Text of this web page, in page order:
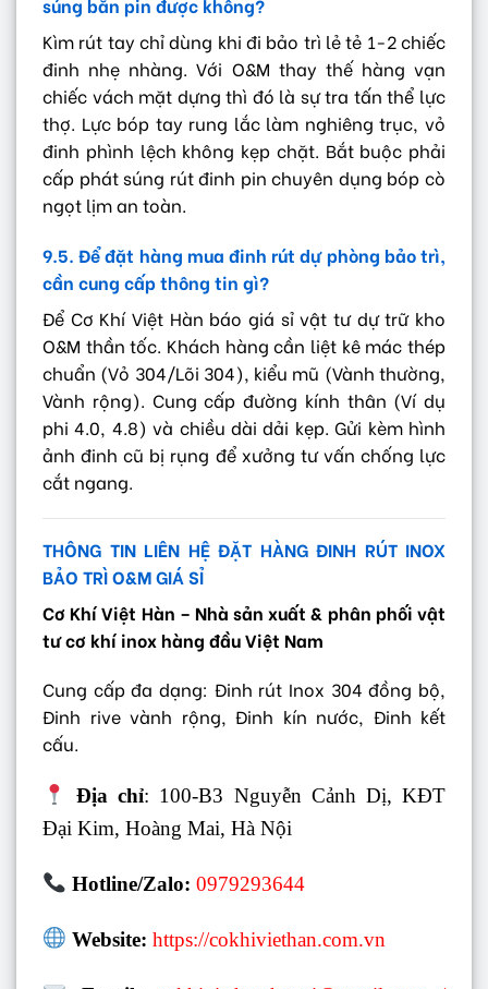
Kìm rút tay chỉ dùng khi đi bảo trì lẻ tẻ 1-2 chiếc
đinh nhẹ nhàng. Với O&M thay thế hàng vạn
chiếc vách mặt dựng thì đó là sự tra tấn thể lực
thợ. Lực bóp tay rung lắc làm nghiêng trục, vỏ
đinh phình lệch không kẹp chặt. Bắt buộc phải
cấp phát súng rút đinh pin chuyên dụng bóp cò
ngọt lịm an toàn.
9.5. Để đặt hàng mua đinh rút dự phòng bảo trì,
cần cung cấp thông tin gì?
Để Cơ Khí Việt Hàn báo giá sỉ vật tư dự trữ kho
O&M thần tốc. Khách hàng cần liệt kê mác thép
chuẩn (Vỏ 304/Lõi 304), kiểu mũ (Vành thường,
Vành rộng). Cung cấp đường kính thân (Ví dụ
phi 4.0, 4.8) và chiều dài dải kẹp. Gửi kèm hình
ảnh đinh cũ bị rụng để xưởng tư vấn chống lực
cắt ngang.
THÔNG TIN LIÊN HỆ ĐẶT HÀNG ĐINH RÚT INOX
BẢO TRÌ O&M GIÁ SỈ
Cơ Khí Việt Hàn – Nhà sản xuất & phân phối vật
tư cơ khí inox hàng đầu Việt Nam
Cung cấp đa dạng: Đinh rút Inox 304 đồng bộ,
Đinh rive vành rộng, Đinh kín nước, Đinh kết
cấu.
Địa chỉ: 100-B3 Nguyễn Cảnh Dị, KĐT
Đại Kim, Hoàng Mai, Hà Nội
Hotline/Zalo: 0979293644
Website: https://cokhiviethan.com.vn